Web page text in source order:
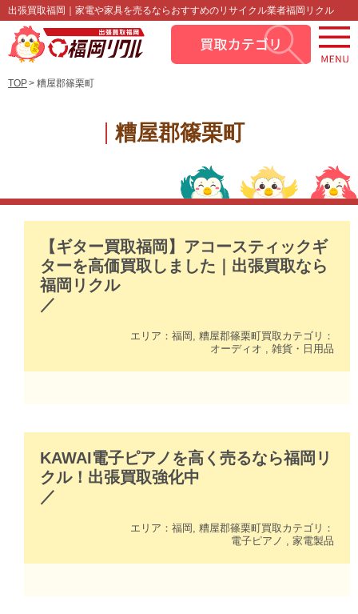
出張買取福岡｜家電や家具を売るならおすすめのリサイクル業者福岡リクル
TOP 糟屋郡篠栗町
糟屋郡篠栗町
【ギター買取福岡】アコースティックギ
ターを高価買取しました｜出張買取なら
福岡リクル
／
エリア： 福岡 , 糟屋郡篠栗町買取カテゴリ：
オーディオ , 雑貨・日用品
KAWAI電子ピアノを高く売るなら福岡リ
クル！出張買取強化中
／
エリア： 福岡 , 糟屋郡篠栗町買取カテゴリ：
電子ピアノ , 家電製品